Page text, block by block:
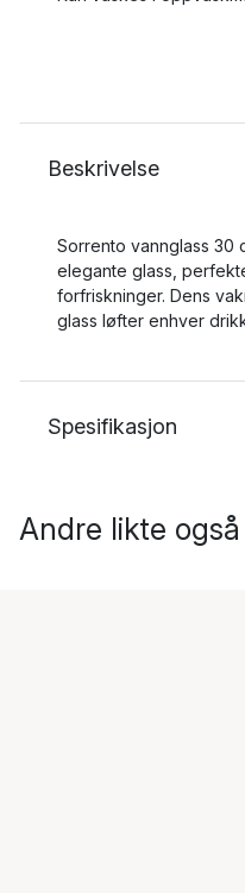
Beskrivelse
Sorrento vannglass 30
elegante glass,
forfriskninger. Dens
glass løfter enhver
Spesifikasjon
Andre likte også